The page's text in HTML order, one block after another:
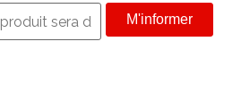
M'informer